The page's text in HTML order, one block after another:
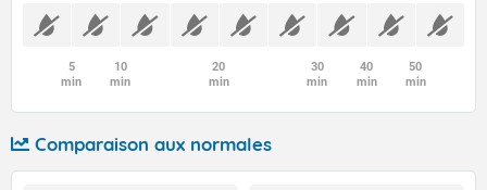
5
min
10
min
20
min
30
min
40
min
50
min
Comparaison aux normales